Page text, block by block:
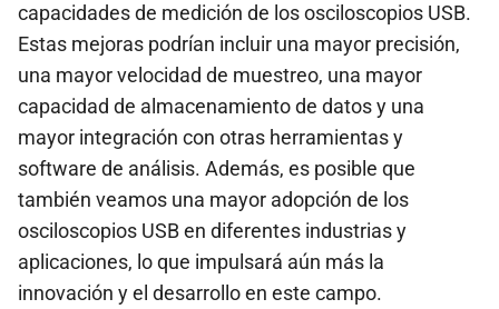
capacidades de medición de los osciloscopios USB.
Estas mejoras podrían incluir una mayor precisión,
una mayor velocidad de muestreo, una mayor
capacidad de almacenamiento de datos y una
mayor integración con otras herramientas y
software de análisis. Además, es posible que
también veamos una mayor adopción de los
osciloscopios USB en diferentes industrias y
aplicaciones, lo que impulsará aún más la
innovación y el desarrollo en este campo.